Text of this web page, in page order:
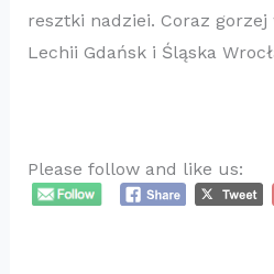
resztki nadziei. Coraz
Lechii Gdańsk i Śląska
Please follow and like us: